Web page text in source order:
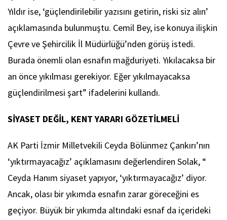
Yıldır ise, ‘güçlendirilebilir yazısını getirin, riski siz alın’
açıklamasında bulunmuştu. Cemil Bey, ise konuya ilişkin
Çevre ve Şehircilik İl Müdürlüğü’nden görüş istedi.
Burada önemli olan esnafın mağduriyeti. Yıkılacaksa bir
an önce yıkılması gerekiyor. Eğer yıkılmayacaksa
güçlendirilmesi şart” ifadelerini kullandı.
SİYASET DEĞİL, KENT YARARI GÖZETİLMELİ
AK Parti İzmir Milletvekili Ceyda Bölünmez Çankırı’nın
‘yıktırmayacağız’ açıklamasını değerlendiren Solak, “
Ceyda Hanım siyaset yapıyor, ‘yıktırmayacağız’ diyor.
Ancak, olası bir yıkımda esnafın zarar göreceğini es
geçiyor. Büyük bir yıkımda altındaki esnaf da içerideki